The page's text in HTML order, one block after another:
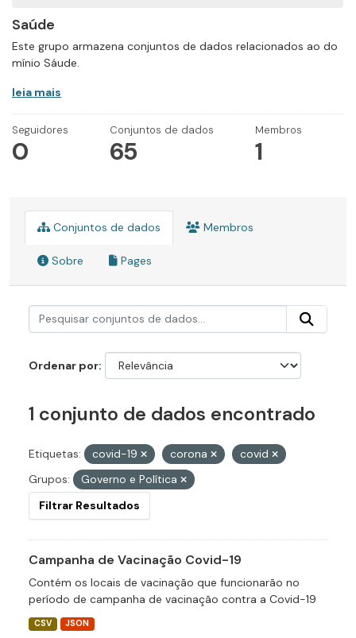
Saúde
Este grupo armazena conjuntos de dados relacionados ao do
mínio Sáude.
leia mais
Seguidores
0
Conjuntos de dados
65
Membros
1
Conjuntos de dados Membros
Sobre Pages
Ordenar por
1 conjunto de dados encontrado
Etiquetas: covid-19 corona
covid
Grupos:
Governo e Política
Filtrar Resultados
Campanha de Vacinação Covid-19
Contém os locais de vacinação que funcionarão no
período de campanha de vacinação contra a Covid-19
CSV JSON